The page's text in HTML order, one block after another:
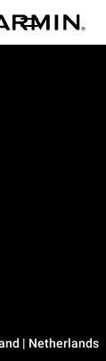
| Netherlands